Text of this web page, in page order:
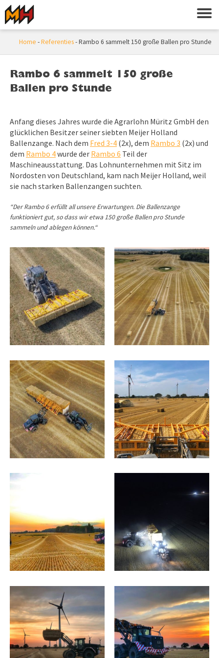
Home -Referenties-Rambo 6 sammelt 150 große Ballen pro Stunde
Rambo 6 sammelt 150 große
Ballen pro Stunde
Anfang dieses Jahres wurde die Agrarlohn Müritz GmbH den
glücklichen Besitzer seiner siebten Meijer Holland
Ballenzange. Nach dem Fred 3-4 (2x), dem Rambo 3 (2x) und
dem Rambo 4wurde der Rambo 6 Teil der
Maschineausstattung. Das Lohnunternehmen mit Sitz im
Nordosten von Deutschland, kam nach Meijer Holland, weil
sie nach starken Ballenzangen suchten.
“Der Rambo 6 erfüllt all unsere Erwartungen. Die Ballenzange
funktioniert gut, so dass wir etwa 150 große Ballen pro Stunde
sammeln und ablegen können.“